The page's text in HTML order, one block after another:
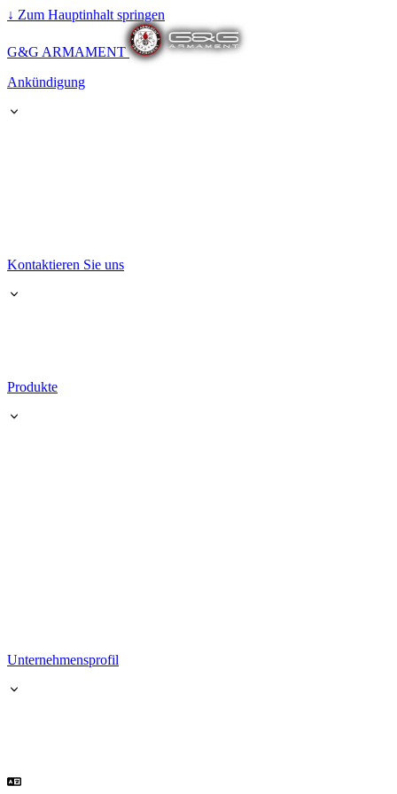
↓ Zum Hauptinhalt springen
G&G ARMAMENT
Ankündigung
Kontaktieren Sie uns
Produkte
Unternehmensprofil